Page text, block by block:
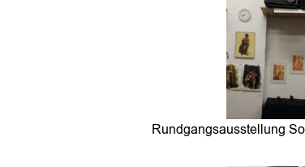
Rundgangsausstellung